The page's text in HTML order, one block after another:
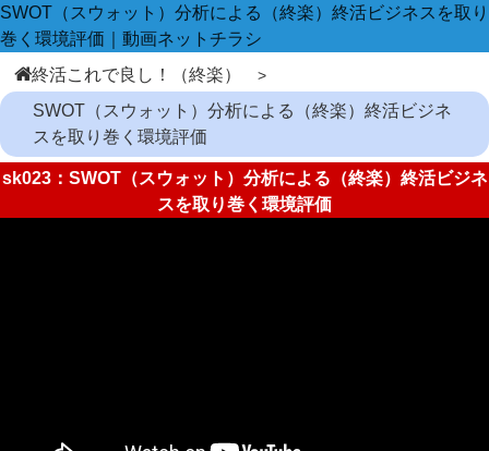
SWOT（スウォット）分析による（終楽）終活ビジネスを取り
巻く環境評価｜動画ネットチラシ
終活これで良し！（終楽）
SWOT（スウォット）分析による（終楽）終活ビジネ
スを取り巻く環境評価
sk023：SWOT（スウォット）分析による（終楽）終活ビジネ
スを取り巻く環境評価